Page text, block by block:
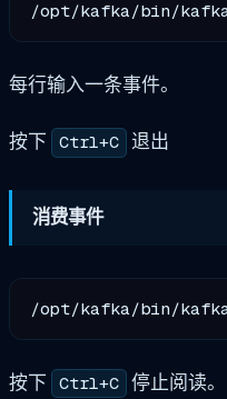
每行输入一条事件。
按下 Ctrl+C 退出
消费事件
按下 Ctrl+C 停止阅读。